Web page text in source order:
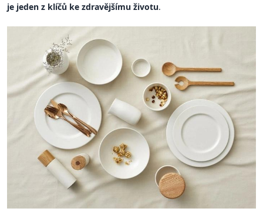
je jeden z klíčů ke zdravějšímu životu.